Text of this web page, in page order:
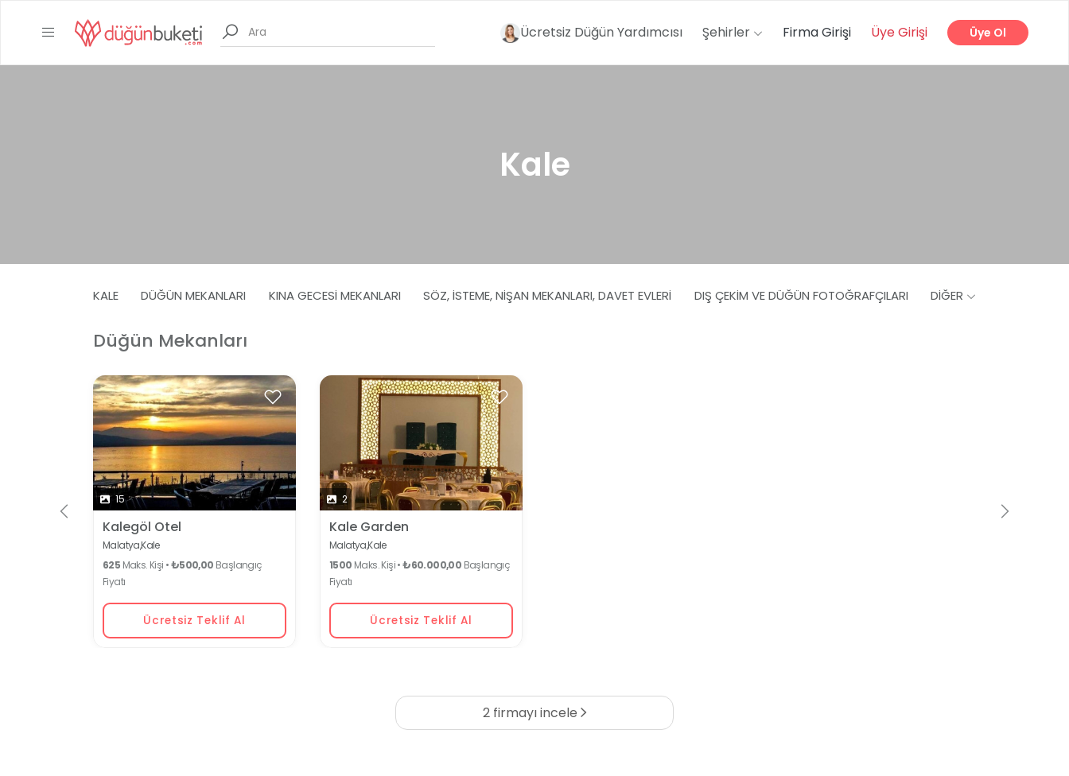
Ücretsiz Düğün Yardımcısı Şehirler Firma Girişi Üye Girişi Üye Ol
Kale
KALE DÜĞÜN MEKANLARI KINA GECESI MEKANLARI SÖZ, İSTEME, NIŞAN MEKANLARI, DAVET EVLERI DIŞ ÇEKIM VE DÜĞÜN FOTOĞRAFÇILARI DIĞER
Düğün Mekanları
15
Kalegöl Otel
Malatya,Kale
625 Maks. Kişi •₺500,00 Başlangıç
Fiyatı
Ücretsiz Teklif Al
2
Kale Garden
Malatya,Kale
1500 Maks. Kişi •₺60.000,00 Başlangıç
Fiyatı
Ücretsiz Teklif Al
2 firmayı incele